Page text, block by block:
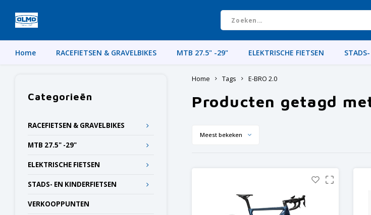
Home RACEFIETSEN & GRAVELBIKES MTB 27.5" -29" ELEKTRISCHE FIETSEN
Categorieën
RACEFIETSEN & GRAVELBIKES
MTB 27.5" -29"
ELEKTRISCHE FIETSEN
STADS- EN KINDERFIETSEN
VERKOOPPUNTEN
Home Tags E-BRO 2.0
Producten getagd
Meest bekeken